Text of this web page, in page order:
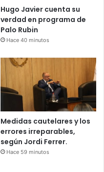
Hugo Javier cuenta su
verdad en programa de
Palo Rubin
Hace 40 minutos
Medidas cautelares y los
errores irreparables,
según Jordi Ferrer.
Hace 59 minutos